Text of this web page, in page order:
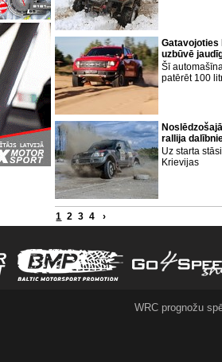
Gatavojoties
uzbūvē
Šī
patērēt 100
rallija
Uz starta
Krievijas
1 2 3 4 ›
WRC prognožu